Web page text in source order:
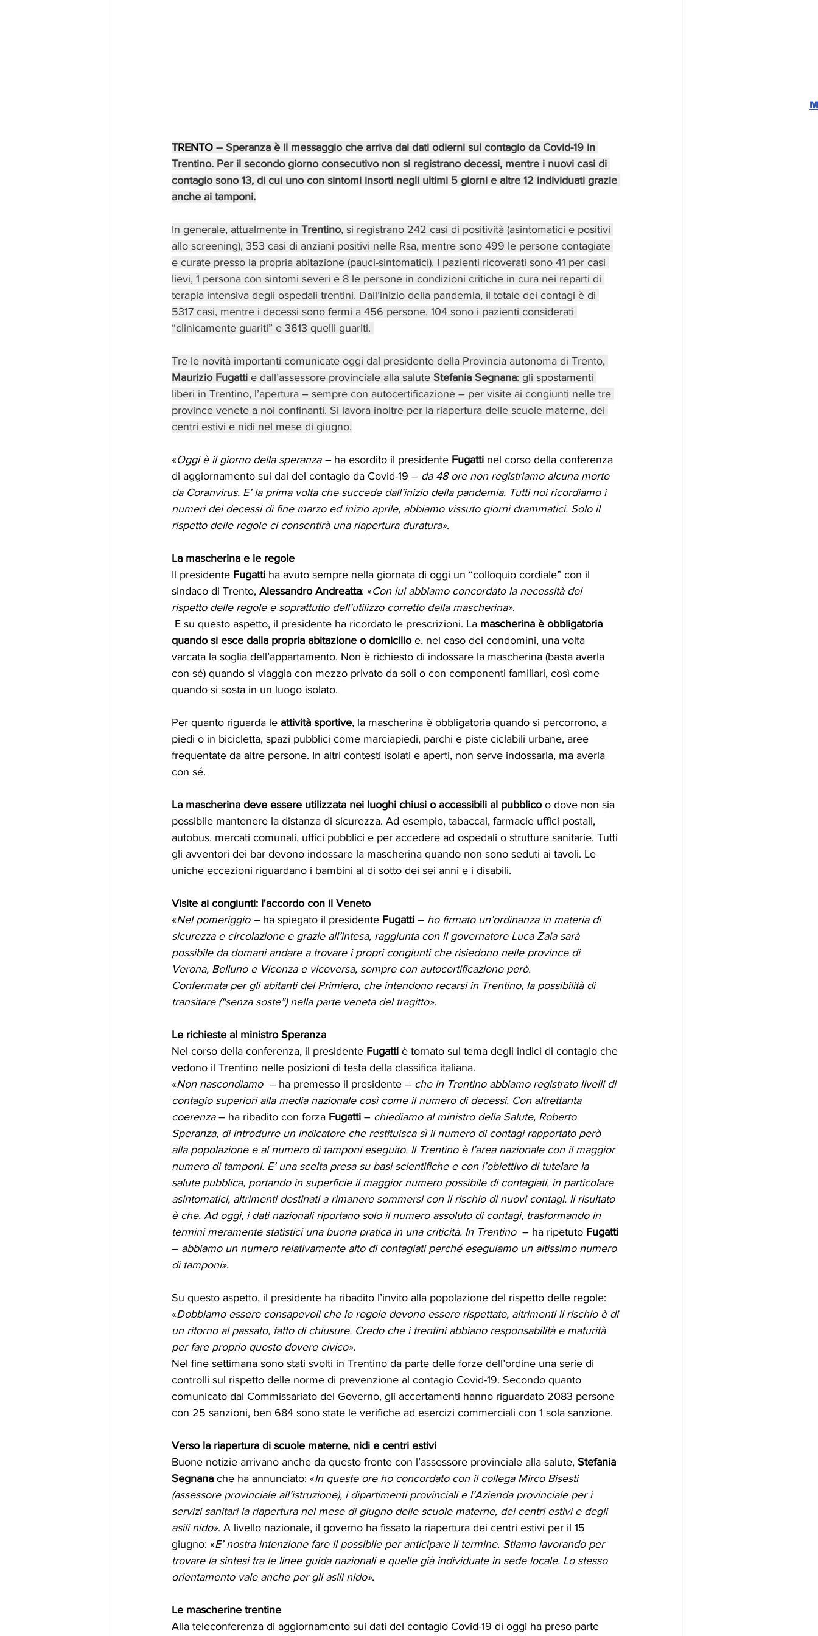
TRENTO – Speranza è il messaggio che arriva dai dati odierni sul contagio da Covid-19 in
Trentino. Per il secondo giorno consecutivo non si registrano decessi, mentre i nuovi casi di
contagio sono 13, di cui uno con sintomi insorti negli ultimi 5 giorni e altre 12 individuati grazie
anche ai tamponi.
In generale, attualmente in Trentino, si registrano 242 casi di positività (asintomatici e positivi
allo screening), 353 casi di anziani positivi nelle Rsa, mentre sono 499 le persone contagiate
e curate presso la propria abitazione (pauci-sintomatici). I pazienti ricoverati sono 41 per casi
lievi, 1 persona con sintomi severi e 8 le persone in condizioni critiche in cura nei reparti di
terapia intensiva degli ospedali trentini. Dall’inizio della pandemia, il totale dei contagi è di
5317 casi, mentre i decessi sono fermi a 456 persone, 104 sono i pazienti considerati
“clinicamente guariti” e 3613 quelli guariti.
Tre le novità importanti comunicate oggi dal presidente della Provincia autonoma di Trento,
Maurizio Fugatti e dall’assessore provinciale alla salute Stefania Segnana: gli spostamenti
liberi in Trentino, l’apertura – sempre con autocertificazione – per visite ai congiunti nelle tre
province venete a noi confinanti. Si lavora inoltre per la riapertura delle scuole materne, dei
centri estivi e nidi nel mese di giugno.
«Oggi è il giorno della speranza – ha esordito il presidente Fugatti nel corso della conferenza
di aggiornamento sui dai del contagio da Covid-19 – da 48 ore non registriamo alcuna morte
da Coranvirus. E’ la prima volta che succede dall’inizio della pandemia. Tutti noi ricordiamo i
numeri dei decessi di fine marzo ed inizio aprile, abbiamo vissuto giorni drammatici. Solo il
rispetto delle regole ci consentirà una riapertura duratura».
La mascherina e le regole
Il presidente Fugatti ha avuto sempre nella giornata di oggi un “colloquio cordiale” con il
sindaco di Trento, Alessandro Andreatta: «Con lui abbiamo concordato la necessità del
rispetto delle regole e soprattutto dell’utilizzo corretto della mascherina».
E su questo aspetto, il presidente ha ricordato le prescrizioni. La mascherina è obbligatoria
quando si esce dalla propria abitazione o domicilio e, nel caso dei condomini, una volta
varcata la soglia dell’appartamento. Non è richiesto di indossare la mascherina (basta averla
con sé) quando si viaggia con mezzo privato da soli o con componenti familiari, così come
quando si sosta in un luogo isolato.
Per quanto riguarda le attività sportive, la mascherina è obbligatoria quando si percorrono, a
piedi o in bicicletta, spazi pubblici come marciapiedi, parchi e piste ciclabili urbane, aree
frequentate da altre persone. In altri contesti isolati e aperti, non serve indossarla, ma averla
con sé.
La mascherina deve essere utilizzata nei luoghi chiusi o accessibili al pubblico o dove non sia
possibile mantenere la distanza di sicurezza. Ad esempio, tabaccai, farmacie uffici postali,
autobus, mercati comunali, uffici pubblici e per accedere ad ospedali o strutture sanitarie. Tutti
gli avventori dei bar devono indossare la mascherina quando non sono seduti ai tavoli. Le
uniche eccezioni riguardano i bambini al di sotto dei sei anni e i disabili.
Visite ai congiunti: l'accordo con il Veneto
«Nel pomeriggio – ha spiegato il presidente Fugatti – ho firmato un’ordinanza in materia di
sicurezza e circolazione e grazie all’intesa, raggiunta con il governatore Luca Zaia sarà
possibile da domani andare a trovare i propri congiunti che risiedono nelle province di
Verona, Belluno e Vicenza e viceversa, sempre con autocertificazione però.
Confermata per gli abitanti del Primiero, che intendono recarsi in Trentino, la possibilità di
transitare (“senza soste”) nella parte veneta del tragitto».
Le richieste al ministro Speranza
Nel corso della conferenza, il presidente Fugatti è tornato sul tema degli indici di contagio che
vedono il Trentino nelle posizioni di testa della classifica italiana.
«Non nascondiamo  – ha premesso il presidente – che in Trentino abbiamo registrato livelli di
contagio superiori alla media nazionale così come il numero di decessi. Con altrettanta
coerenza – ha ribadito con forza Fugatti – chiediamo al ministro della Salute, Roberto
Speranza, di introdurre un indicatore che restituisca sì il numero di contagi rapportato però
alla popolazione e al numero di tamponi eseguito. Il Trentino è l’area nazionale con il maggior
numero di tamponi. E’ una scelta presa su basi scientifiche e con l’obiettivo di tutelare la
salute pubblica, portando in superficie il maggior numero possibile di contagiati, in particolare
asintomatici, altrimenti destinati a rimanere sommersi con il rischio di nuovi contagi. Il risultato
è che. Ad oggi, i dati nazionali riportano solo il numero assoluto di contagi, trasformando in
termini meramente statistici una buona pratica in una criticità. In Trentino – ha ripetuto Fugatti
– abbiamo un numero relativamente alto di contagiati perché eseguiamo un altissimo numero
di tamponi».
Su questo aspetto, il presidente ha ribadito l’invito alla popolazione del rispetto delle regole:
«Dobbiamo essere consapevoli che le regole devono essere rispettate, altrimenti il rischio è di
un ritorno al passato, fatto di chiusure. Credo che i trentini abbiano responsabilità e maturità
per fare proprio questo dovere civico».
Nel fine settimana sono stati svolti in Trentino da parte delle forze dell’ordine una serie di
controlli sul rispetto delle norme di prevenzione al contagio Covid-19. Secondo quanto
comunicato dal Commissariato del Governo, gli accertamenti hanno riguardato 2083 persone
con 25 sanzioni, ben 684 sono state le verifiche ad esercizi commerciali con 1 sola sanzione.
Verso la riapertura di scuole materne, nidi e centri estivi
Buone notizie arrivano anche da questo fronte con l’assessore provinciale alla salute, Stefania
Segnana che ha annunciato: «In queste ore ho concordato con il collega Mirco Bisesti
(assessore provinciale all’istruzione), i dipartimenti provinciali e l’Azienda provinciale per i
servizi sanitari la riapertura nel mese di giugno delle scuole materne, dei centri estivi e degli
asili nido». A livello nazionale, il governo ha fissato la riapertura dei centri estivi per il 15
giugno: «E’ nostra intenzione fare il possibile per anticipare il termine. Stiamo lavorando per
trovare la sintesi tra le linee guida nazionali e quelle già individuate in sede locale. Lo stesso
orientamento vale anche per gli asili nido».
Le mascherine trentine
Alla teleconferenza di aggiornamento sui dati del contagio Covid-19 di oggi ha preso parte